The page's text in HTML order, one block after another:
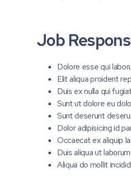
Job
Dolore esse qui
Elit aliqua proident
Duis ex nulla qui
Sunt ut dolore eu
Sunt deserunt
Dolor adipisicing id
Occaecat ex aliquip
Duis aliqua ut
Aliqua do mollit